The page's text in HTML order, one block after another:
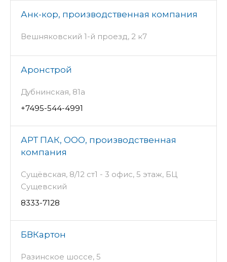
Анк-кор, производственная компания
Вешняковский 1-й проезд, 2 к7
Аронстрой
Дубнинская, 81а
+7495-544-4991
АРТ ПАК, ООО, производственная
компания
Сущёвская, 8/12 ст1 - 3 офис, 5 этаж, БЦ
Сущевский
8333-7128
БВКартон
Разинское шоссе, 5